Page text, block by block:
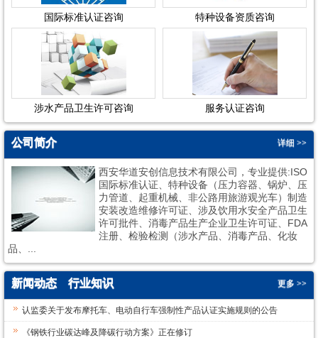
2
国际标准认证咨询 特种设备资质咨询
涉水产品卫生许可咨询 服务认证咨询
公司简介 详细 >>
西安华道安创信息技术有限公司，专业提供:ISO
国际标准认证、特种设备（压力容器、锅炉、压
力管道、起重机械、非公路用旅游观光车）制造
安装改造维修许可证、涉及饮用水安全产品卫生
许可批件、消毒产品生产企业卫生许可证、FDA
注册、检验检测（涉水产品、消毒产品、化妆
品、...
新闻动态 行业知识 更多 >>
认监委关于发布摩托车、电动自行车强制性产品认证实施规则的公告
《钢铁行业碳达峰及降碳行动方案》正在修订